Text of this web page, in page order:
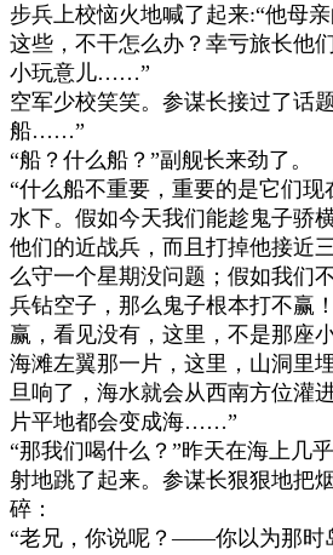
步兵上校恼火地喊了起来:“他母
这些，不干怎么办？幸亏旅长他
小玩意儿……”
空军少校笑笑。参谋长接过了话题
船……”
“船？什么船？ ”副舰长来劲了。
“什么船不重要，重要的是它们现
水下。假如今天我们能趁鬼子骄
他们的近战兵，而且打掉他接近
么守一个星期没问题；假如我们
兵钻空子，那么鬼子根本打不赢
赢，看见没有，这里，不是那座
海滩左翼那一片，这里，山洞里
旦响了，海水就会从西南方位灌
片平地都会变成海……”
“那我们喝什么？ ”昨天在海上几
射地跳了起来。参谋长狠狠地把
碎：
“老兄，你说呢？——你以为那时